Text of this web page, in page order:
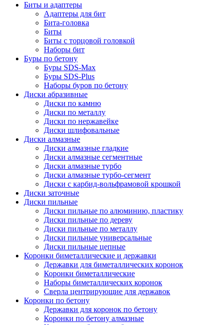
Биты и адаптеры
Адаптеры для бит
Бита-головка
Биты
Биты с торцовой головкой
Наборы бит
Буры по бетону
Буры SDS-Max
Буры SDS-Plus
Наборы буров по бетону
Диски абразивные
Диски по камню
Диски по металлу
Диски по нержавейке
Диски шлифовальные
Диски алмазные
Диски алмазные гладкие
Диски алмазные сегментные
Диски алмазные турбо
Диски алмазные турбо-сегмент
Диски с карбид-вольфрамовой крошкой
Диски заточные
Диски пильные
Диски пильные по алюминию, пластику
Диски пильные по дереву
Диски пильные по металлу
Диски пильные универсальные
Диски пильные цепные
Коронки биметаллические и державки
Державки для биметаллических коронок
Коронки биметаллические
Наборы биметаллических коронок
Сверла центрирующие для державок
Коронки по бетону
Державки для коронок по бетону
Коронки по бетону алмазные